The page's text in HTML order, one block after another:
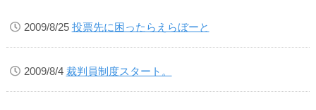
2009/8/25 投票先に困ったらえらぼーと
2009/8/4 裁判員制度スタート。